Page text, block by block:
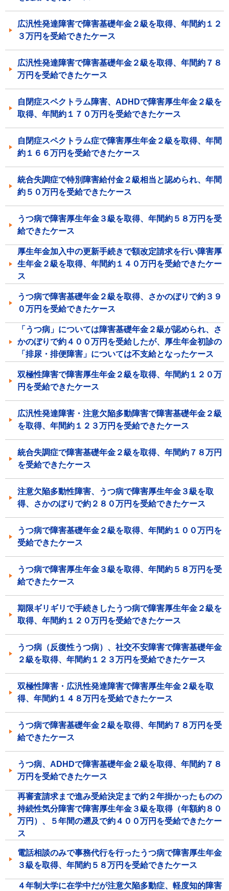
広汎性発達障害で障害基礎年金２級を取得、年間約１２
３万円を受給できたケース
広汎性発達障害で障害基礎年金２級を取得、年間約７８
万円を受給できたケース
自閉症スペクトラム障害、ADHDで障害厚生年金２級を
取得、年間約１７０万円を受給できたケース
自閉症スペクトラム症で障害厚生年金２級を取得、年間
約１６６万円を受給できたケース
統合失調症で特別障害給付金２級相当と認められ、年間
約５０万円を受給できたケース
うつ病で障害厚生年金３級を取得、年間約５８万円を受
給できたケース
厚生年金加入中の更新手続きで額改定請求を行い障害厚
生年金２級を取得、年間約１４０万円を受給できたケー
ス
うつ病で障害基礎年金２級を取得、さかのぼりで約３９
０万円を受給できたケース
「うつ病」については障害基礎年金２級が認められ、さ
かのぼりで約４００万円を受給したが、厚生年金初診の
「排尿・排便障害」については不支給となったケース
双極性障害で障害厚生年金２級を取得、年間約１２０万
円を受給できたケース
広汎性発達障害・注意欠陥多動障害で障害基礎年金２級
を取得、年間約１２３万円を受給できたケース
統合失調症で障害基礎年金２級を取得、年間約７８万円
を受給できたケース
注意欠陥多動性障害、うつ病で障害厚生年金３級を取
得、さかのぼりで約２８０万円を受給できたケース
うつ病で障害基礎年金２級を取得、年間約１００万円を
受給できたケース
うつ病で障害厚生年金３級を取得、年間約５８万円を受
給できたケース
期限ギリギリで手続きしたうつ病で障害厚生年金２級を
取得、年間約１２０万円を受給できたケース
うつ病（反復性うつ病）、社交不安障害で障害基礎年金
２級を取得、年間約１２３万円を受給できたケース
双極性障害・広汎性発達障害で障害厚生年金２級を取
得、年間約１４８万円を受給できたケース
うつ病で障害基礎年金２級を取得、年間約７８万円を受
給できたケース
うつ病、ADHDで障害基礎年金２級を取得、年間約７８
万円を受給できたケース
再審査請求まで進み受給決定まで約２年掛かったものの
持続性気分障害で障害厚生年金３級を取得（年額約８０
万円）、５年間の遡及で約４００万円を受給できたケー
ス
電話相談のみで事務代行を行ったうつ病で障害厚生年金
３級を取得、年間約５８万円を受給できたケース
４年制大学に在学中だが注意欠陥多動症、軽度知的障害